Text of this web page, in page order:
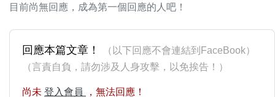
目前尚無回應，成為第一個回應的人吧！
回應本篇文章！
（以下回應不會連結到FaceBook）
（言責自負，請勿涉及人身攻擊，以免挨告！）
尚未 登入會員 ，無法回應！